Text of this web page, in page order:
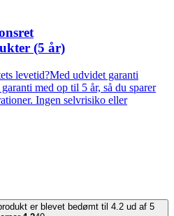
(5 år)
levetid?Med udvidet garanti
med op til 5 år, så du sparer
Ingen selvrisiko eller
er blevet bedømt til 4.2 ud af 5